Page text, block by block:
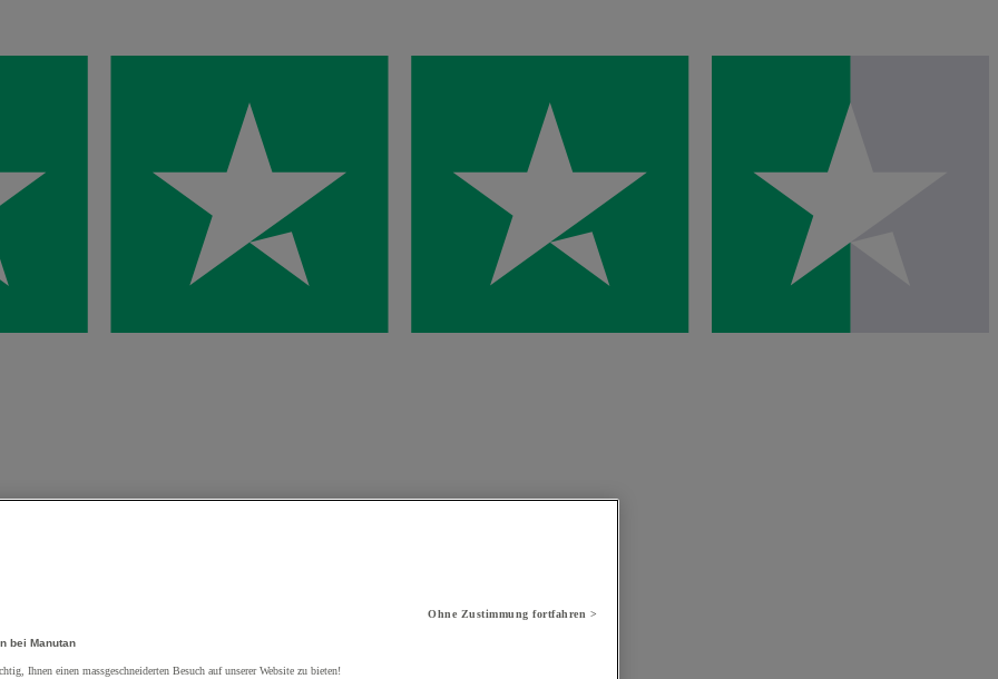
zum Warenkorb hinzugefügt:
Ohne Zustimmung fortfahren >
bei Manutan
Ihnen einen massgeschneiderten Besuch auf unserer Website zu bieten!